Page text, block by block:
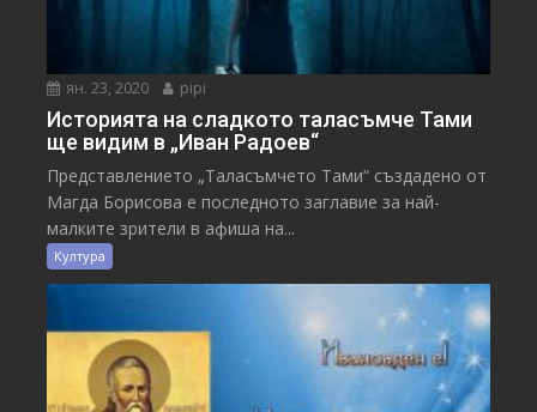
ян. 23, 2020 pipi
Историята на сладкото таласъмче Тами
ще видим в „Иван Радоев“
Представлението „Таласъмчето Тами“ създадено от
Магда Борисова е последното заглавие за най-
малките зрители в афиша на...
Култура